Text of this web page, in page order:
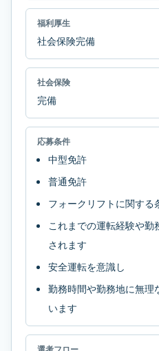
福利厚生
社会保険完備
社会保険
完備
応募条件
中型免許
普通免許
フォークリフトに関する
これまでの運転経験や
されます
安全運転を意識し
勤務時間や勤務地に無理
います